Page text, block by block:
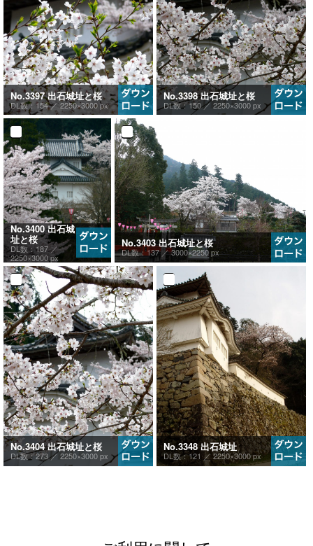
No.3397 出石城址と桜
DL数：154 ／2250×3000 px
No.3398 出石城址と桜
DL数：150 ／2250×3000 px
No.3400 出石城
址と桜
DL数：187 ／
2250×3000 px
No.3403 出石城址と桜
DL数：137 ／3000×2250 px
No.3404 出石城址と桜
DL数：273 ／2250×3000 px
No.3348 出石城址
DL数：121 ／2250×3000 px